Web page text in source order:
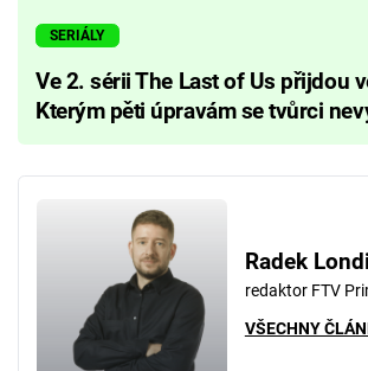
SERIÁLY
Ve 2. sérii The Last of Us přijdou
Kterým pěti úpravám se tvůrci
Radek
redaktor FTV
VŠECHNY